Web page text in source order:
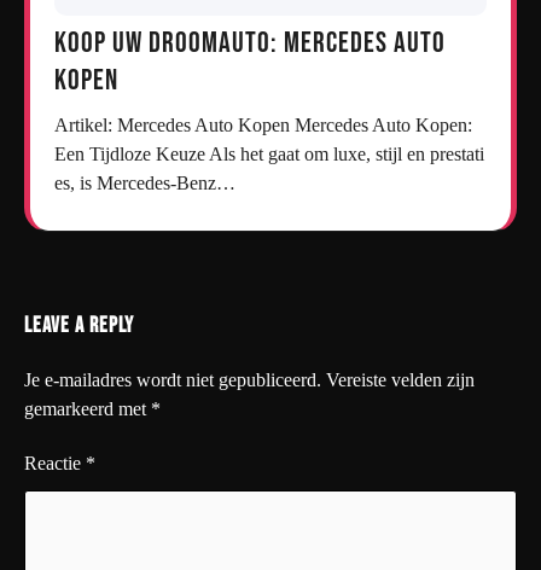
Koop uw droomauto: Mercedes auto
kopen
Artikel: Mercedes Auto Kopen Mercedes Auto Kopen:
Een Tijdloze Keuze Als het gaat om luxe, stijl en prestati
es, is Mercedes-Benz…
Leave a Reply
Je e-mailadres wordt niet gepubliceerd. Vereiste velden zijn
gemarkeerd met *
Reactie *